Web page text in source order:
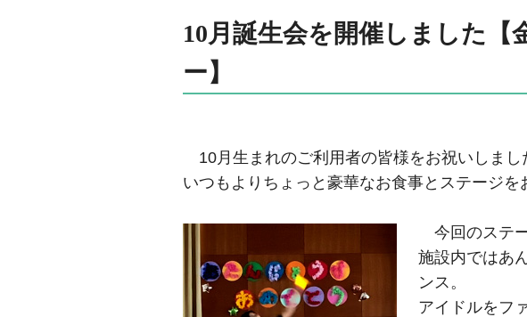
10月誕生会を開催しました【
ー】
10月生まれのご利用者の皆様をお祝いしまし
いつもよりちょっと豪華なお食事とステージを
今回のステ
施設内ではあ
ンス。
アイドルをフ